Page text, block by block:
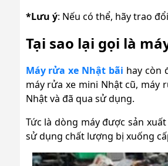
*Lưu ý: Nếu có thể, hãy trao
Tại sao lại gọi là
Máy rửa xe Nhật bãi hay còn
máy rửa xe mini Nhật cũ, máy
Nhật và đã qua sử dụng.
Tức là dòng máy được sản
sử dụng chất lượng bị xuống